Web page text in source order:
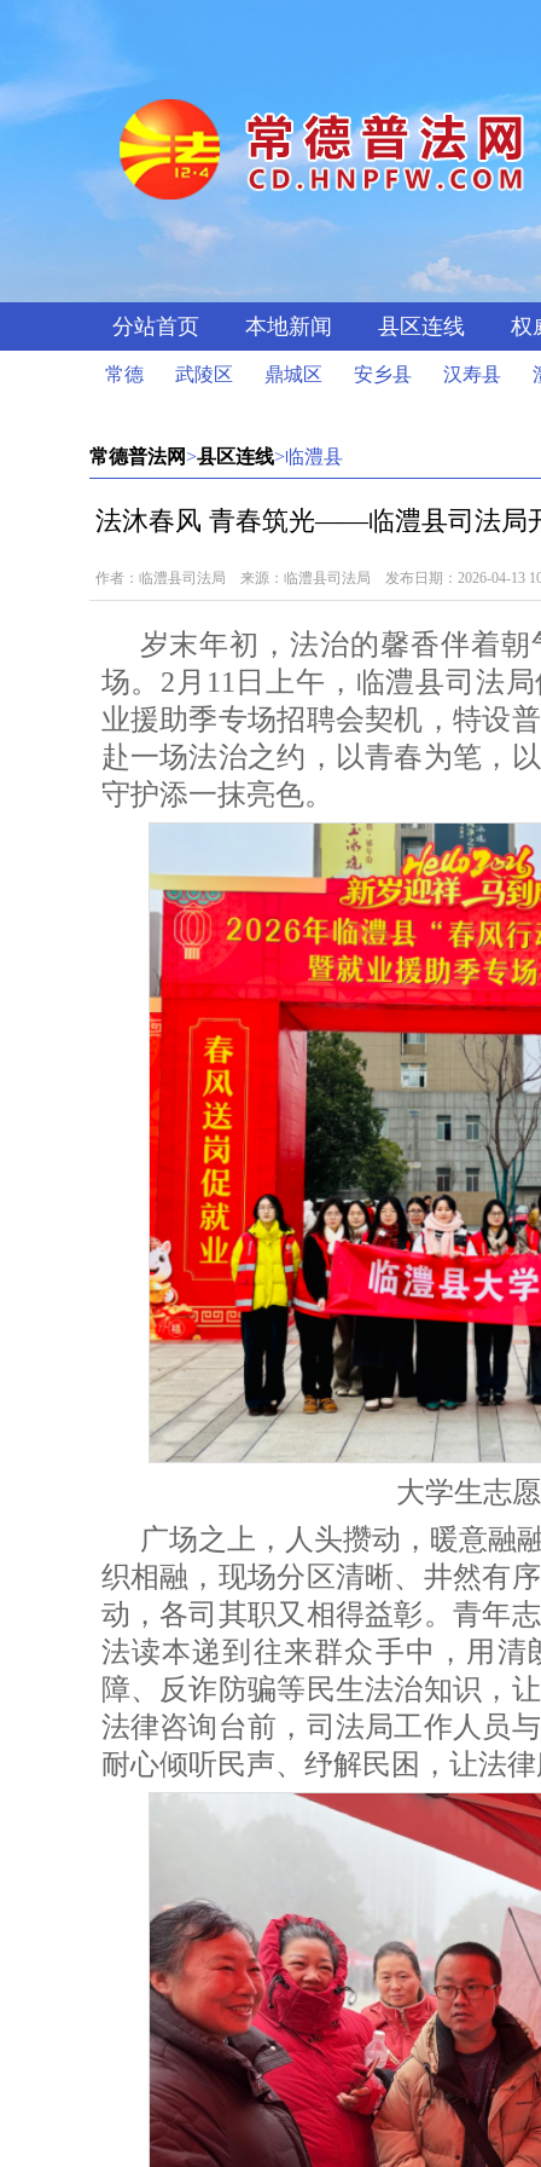
分站首页 本地新闻 县区连线 权
常德 武陵区 鼎城区 安乡县 汉寿县
常德普法网>县区连线>临澧县
法沐春风 青春筑光——临澧县司法局
作者：临澧县司法局 来源：临澧县司法局 发布日期：2026-04-13
岁末年初，法治的馨香伴着
场。2月11日上午，临澧县司法
业援助季专场招聘会契机，特设
赴一场法治之约，以青春为笔，
守护添一抹亮色。
大学生志
广场之上，人头攒动，暖意融
织相融，现场分区清晰、井然有
动，各司其职又相得益彰。青年
法读本递到往来群众手中，用
障、反诈防骗等民生法治知识，
法律咨询台前，司法局工作人员
耐心倾听民声、纾解民困，让法